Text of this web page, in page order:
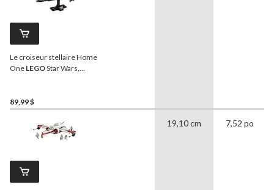
Le croiseur stellaire Home
One LEGOStar Wars,
89,99 $
19,10 cm 7,52 po